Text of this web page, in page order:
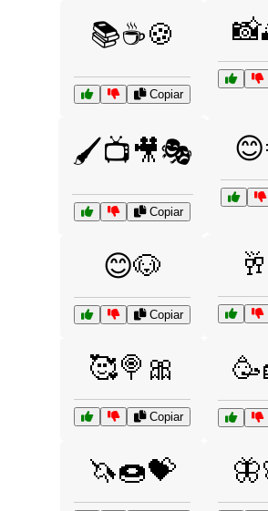
📚☕🍪
Copiar
🖌️📺🎥🎭
Copiar
😊🐶
Copiar
🥰🍭🎀
Copiar
🦄🍩💝